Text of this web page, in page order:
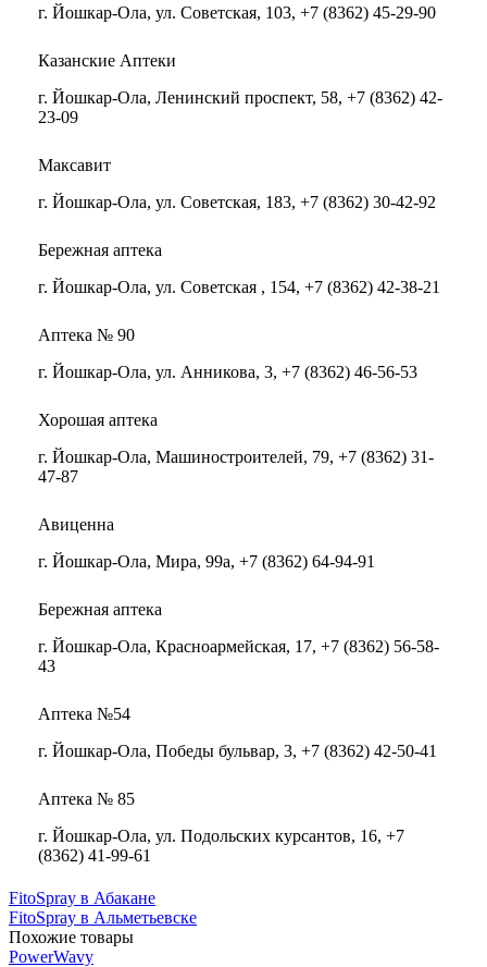
г. Йошкар-Ола, ул. Советская, 103, +7 (8362) 45-29-90
Казанские Аптеки
г. Йошкар-Ола, Ленинский проспект, 58, +7 (8362) 42-
23-09
Максавит
г. Йошкар-Ола, ул. Советская, 183, +7 (8362) 30-42-92
Бережная аптека
г. Йошкар-Ола, ул. Советская , 154, +7 (8362) 42-38-21
Аптека № 90
г. Йошкар-Ола, ул. Анникова, 3, +7 (8362) 46-56-53
Хорошая аптека
г. Йошкар-Ола, Машиностроителей, 79, +7 (8362) 31-
47-87
Авиценна
г. Йошкар-Ола, Мира, 99а, +7 (8362) 64-94-91
Бережная аптека
г. Йошкар-Ола, Красноармейская, 17, +7 (8362) 56-58-
43
Аптека №54
г. Йошкар-Ола, Победы бульвар, 3, +7 (8362) 42-50-41
Аптека № 85
г. Йошкар-Ола, ул. Подольских курсантов, 16, +7
(8362) 41-99-61
FitoSpray в Абакане
FitoSpray в Альметьевске
Похожие товары
PowerWavy